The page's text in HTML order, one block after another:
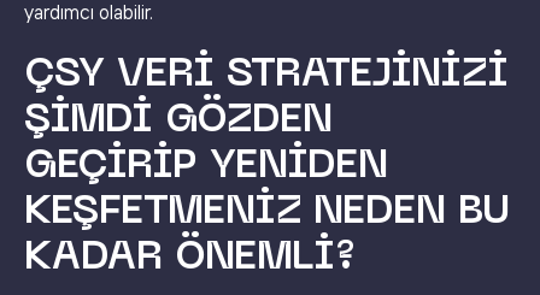
yardımcı olabilir.
ÇSY VERI STRATEJINIZI
ŞIMDI GÖZDEN
GEÇIRIP YENIDEN
KEŞFETMENIZ NEDEN BU
KADAR ÖNEMLI?